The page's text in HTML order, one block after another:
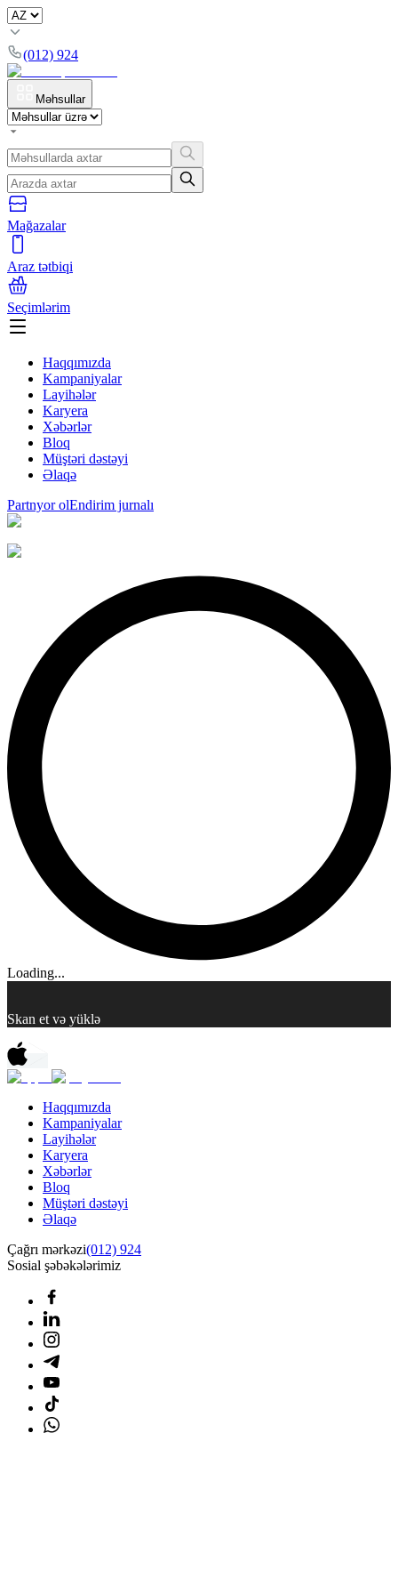
(012) 924
Məhsullar
Mağazalar
Araz tətbiqi
Seçimlərim
Haqqımızda
Kampaniyalar
Layihələr
Karyera
Xəbərlər
Bloq
Müştəri dəstəyi
Əlaqə
Partnyor olEndirim jurnalı
Loading...
Skan et və yüklə
Haqqımızda
Kampaniyalar
Layihələr
Karyera
Xəbərlər
Bloq
Müştəri dəstəyi
Əlaqə
Çağrı mərkəzi(012) 924
Sosial şəbəkələrimiz